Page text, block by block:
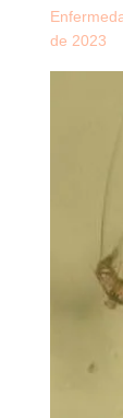
de 2023